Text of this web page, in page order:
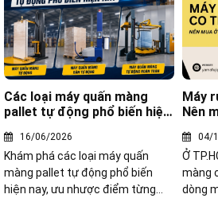
Các loại máy quấn màng
pallet tự động phổ biến hiện
16/06/2026
Khám phá các loại máy quấn
màng pallet tự động phổ biến
hiện nay, ưu nhược điểm từng
Máy
Nên
04/
Ở
màng
dòng